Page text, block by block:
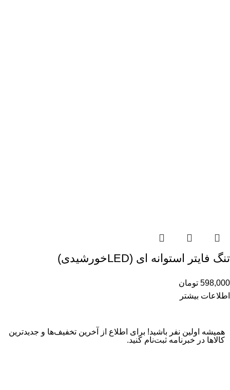
تنگ فایتر استوانه ای (LEDخورشیدی)
598,000 تومان
اطلاعات بیشتر
همیشه اولین نفر باشید! برای اطلاع از آخرین تخفیف‌ها و جدیدترین
کالاها در خبرنامه ثبت‌نام کنید.